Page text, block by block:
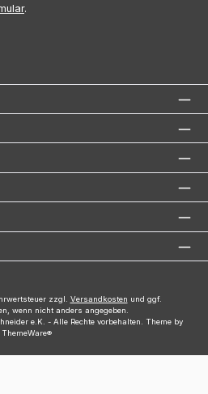
.
zzgl. Versandkosten und ggf.
wenn nicht anders angegeben.
e.K. - Alle Rechte vorbehalten. Theme by
ThemeWare®